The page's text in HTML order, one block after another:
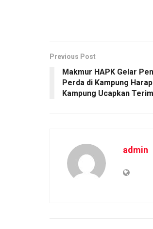
Previous Post
Makmur HAPK Gelar
Perda di Kampung
Kampung Ucapkan
admin